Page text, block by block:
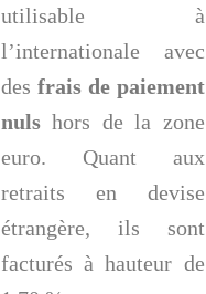
utilisable à
l’internationale avec
des frais de paiement
nulshors de la zone
euro. Quant aux
retraits en devise
étrangère, ils sont
facturés à hauteur de